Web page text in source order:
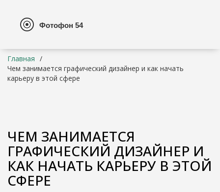
Главная
Чем занимается графический дизайнер и как начать
карьеру в этой сфере
ЧЕМ ЗАНИМАЕТСЯ
ГРАФИЧЕСКИЙ ДИЗАЙНЕР И
КАК НАЧАТЬ КАРЬЕРУ В ЭТОЙ
СФЕРЕ